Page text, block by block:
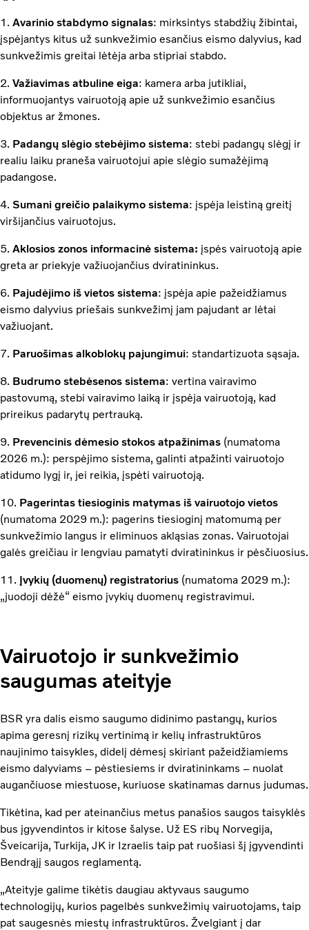
1. Avarinio stabdymo signalas: mirksintys stabdžių žibintai,
įspėjantys kitus už sunkvežimio esančius eismo dalyvius, kad
sunkvežimis greitai lėtėja arba stipriai stabdo.
2. Važiavimas atbuline eiga: kamera arba jutikliai,
informuojantys vairuotoją apie už sunkvežimio esančius
objektus ar žmones.
3. Padangų slėgio stebėjimo sistema: stebi padangų slėgį ir
realiu laiku praneša vairuotojui apie slėgio sumažėjimą
padangose.
4. Sumani greičio palaikymo sistema: įspėja leistiną greitį
viršijančius vairuotojus.
5. Aklosios zonos informacinė sistema: įspės vairuotoją apie
greta ar priekyje važiuojančius dviratininkus.
6. Pajudėjimo iš vietos sistema: įspėja apie pažeidžiamus
eismo dalyvius priešais sunkvežimį jam pajudant ar lėtai
važiuojant.
7. Paruošimas alkoblokų pajungimui: standartizuota sąsaja.
8. Budrumo stebėsenos sistema: vertina vairavimo
pastovumą, stebi vairavimo laiką ir įspėja vairuotoją, kad
prireikus padarytų pertrauką.
9. Prevencinis dėmesio stokos atpažinimas (numatoma
2026 m.): perspėjimo sistema, galinti atpažinti vairuotojo
atidumo lygį ir, jei reikia, įspėti vairuotoją.
10. Pagerintas tiesioginis matymas iš vairuotojo vietos
(numatoma 2029 m.): pagerins tiesioginį matomumą per
sunkvežimio langus ir eliminuos akląsias zonas. Vairuotojai
galės greičiau ir lengviau pamatyti dviratininkus ir pėsčiuosius.
11. Įvykių (duomenų) registratorius (numatoma 2029 m.):
„juodoji dėžė“ eismo įvykių duomenų registravimui.
Vairuotojo ir sunkvežimio
saugumas ateityje
BSR yra dalis eismo saugumo didinimo pastangų, kurios
apima geresnį rizikų vertinimą ir kelių infrastruktūros
naujinimo taisykles, didelį dėmesį skiriant pažeidžiamiems
eismo dalyviams – pėstiesiems ir dviratininkams – nuolat
augančiuose miestuose, kuriuose skatinamas darnus judumas.
Tikėtina, kad per ateinančius metus panašios saugos taisyklės
bus įgyvendintos ir kitose šalyse. Už ES ribų Norvegija,
Šveicarija, Turkija, JK ir Izraelis taip pat ruošiasi šį įgyvendinti
Bendrąjį saugos reglamentą.
„Ateityje galime tikėtis daugiau aktyvaus saugumo
technologijų, kurios pagelbės sunkvežimių vairuotojams, taip
pat saugesnės miestų infrastruktūros. Žvelgiant į dar